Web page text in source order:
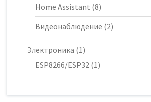
Home Assistant (8)
Видеонаблюдение (2)
Электроника (1)
ESP8266/ESP32 (1)